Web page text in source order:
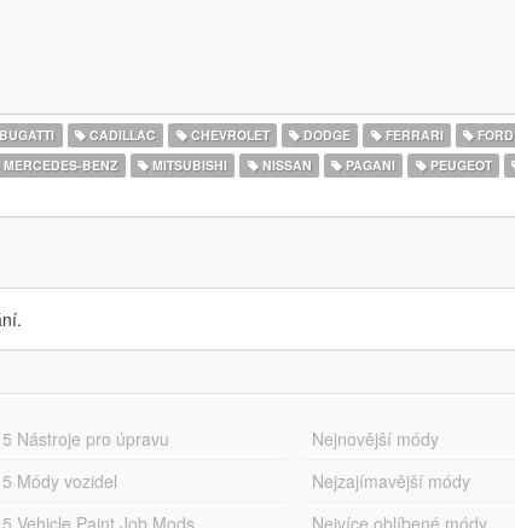
CADILLAC CHEVROLET DODGE FERRARI FORD
MERCEDES-BENZ MITSUBISHI NISSAN PAGANI PEUGEOT
Nástroje pro úpravu
Módy vozidel
Vehicle Paint Job Mods
Nejnovější módy
Nejzajímavější módy
Nejvíce oblíbené módy